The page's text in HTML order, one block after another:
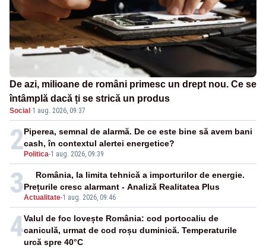
De azi, milioane de români primesc un drept nou. Ce se
întâmplă dacă ți se strică un produs
Social ·1 aug. 2026, 09:37
2 Politica-1 aug. 2026, 09:39
Piperea, semnal de alarmă. De ce este bine să avem bani
cash, în contextul alertei energetice?
3Actualitate-1 aug. 2026, 09:46
România, la limita tehnică a importurilor de energie.
Prețurile cresc alarmant - Analiză Realitatea Plus
4Valul de foc lovește România: cod portocaliu de
caniculă, urmat de cod roșu duminică. Temperaturile
urcă spre 40°C